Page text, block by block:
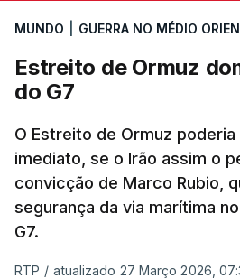
MUNDO GUERRA NO MÉDIO
Estreito de Ormuz
do G7
O Estreito de Ormuz
imediato, se o Irão assim o
convicção de Marco Rubio,
segurança da via marítima
G7.
RTP / atualizado 27 Março 2026,